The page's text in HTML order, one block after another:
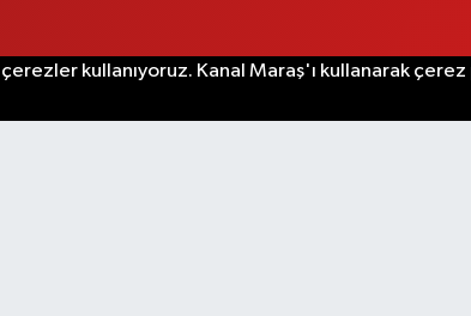
kullanıyoruz. Kanal Maraş'ı kullanarak çerez